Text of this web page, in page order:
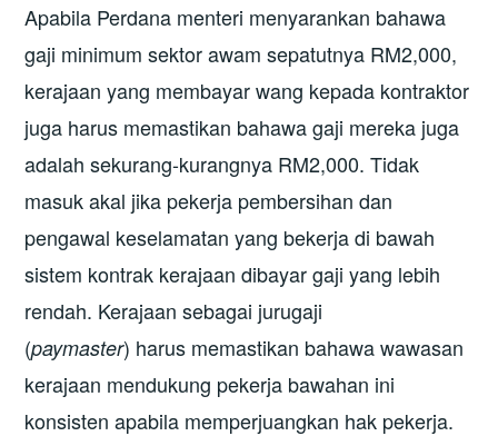
Apabila Perdana menteri menyarankan bahawa
gaji minimum sektor awam sepatutnya RM2,000,
kerajaan yang membayar wang kepada kontraktor
juga harus memastikan bahawa gaji mereka juga
adalah sekurang-kurangnya RM2,000. Tidak
masuk akal jika pekerja pembersihan dan
pengawal keselamatan yang bekerja di bawah
sistem kontrak kerajaan dibayar gaji yang lebih
rendah. Kerajaan sebagai jurugaji
(paymaster) harus memastikan bahawa wawasan
kerajaan mendukung pekerja bawahan ini
konsisten apabila memperjuangkan hak pekerja.